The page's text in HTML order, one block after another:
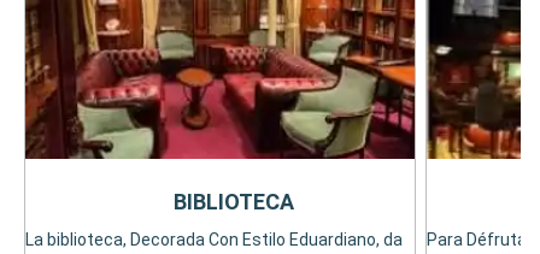
La biblioteca, Decorada Con Estilo Eduardiano, da
BIBLIOTECA
Para Défrutar